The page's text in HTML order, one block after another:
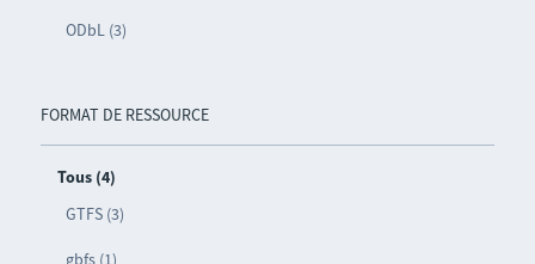
ODbL (3)
FORMAT DE RESSOURCE
Tous (4)
GTFS (3)
gbfs (1)